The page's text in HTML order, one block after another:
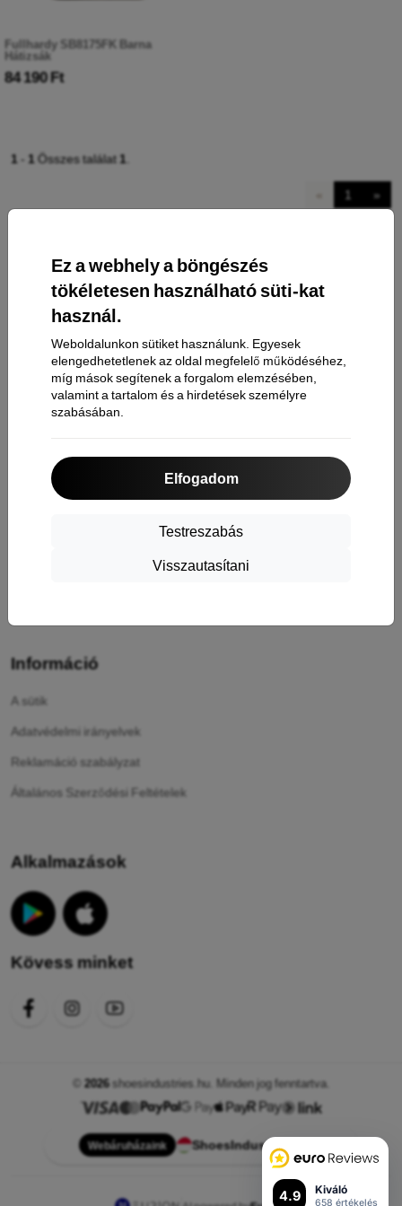
4.9 Kiváló
658 értékelés
Ez a webhely a böngészés
tökéletesen használható süti-kat
használ.
Weboldalunkon sütiket használunk. Egyesek
elengedhetetlenek az oldal megfelelő működéséhez,
míg mások segítenek a forgalom elemzésében,
valamint a tartalom és a hirdetések személyre
szabásában.
Elfogadom
Testreszabás
Visszautasítani
Fullhardy SB8175FK Barna
Hátizsák
84 190 Ft
1 - 1 Összes találat 1
1 »
Elérhetőség
Bevásárlás
Szállítás & Fizetés
Cashback
Információ
A sütik
Adatvédelmi irányelvek
Reklamáció szabályzat
Általános Szerződési Feltételek
Alkalmazások
Kövess minket
2026shoesindustries.hu. Minden jog fenntartva.
Webáruházaink ShoesIndustries.hu